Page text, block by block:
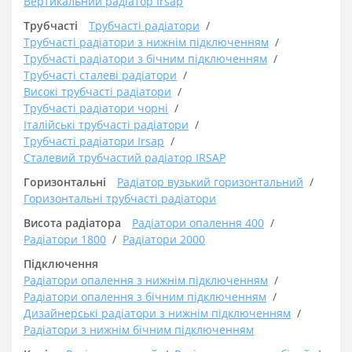
Трубчасті
Трубчасті радіатори
Трубчасті радіатори з нижнім підключенням
Трубчасті радіатори з бічним підключенням
Трубчасті сталеві радіатори
Високі трубчасті радіатори
Трубчасті радіатори чорні
Італійські трубчасті радіатори
Трубчасті радіатори Irsap
Сталевий трубчастий радіатор IRSAP
Горизонтальні
Радіатор вузький горизонтальний
Горизонтальні трубчасті радіатори
Висота радіатора
Радіатори опалення 400
Радіатори 1800
Радіатори 2000
Підключення
Радіатори опалення з нижнім підключенням
Радіатори опалення з бічним підключенням
Дизайнерські радіатори з нижнім підключенням
Радіатори з нижнім бічним підключенням